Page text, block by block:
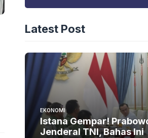
Latest Post
EKONOMI
Istana Gempar!
Jenderal TNI, Bahas Ini